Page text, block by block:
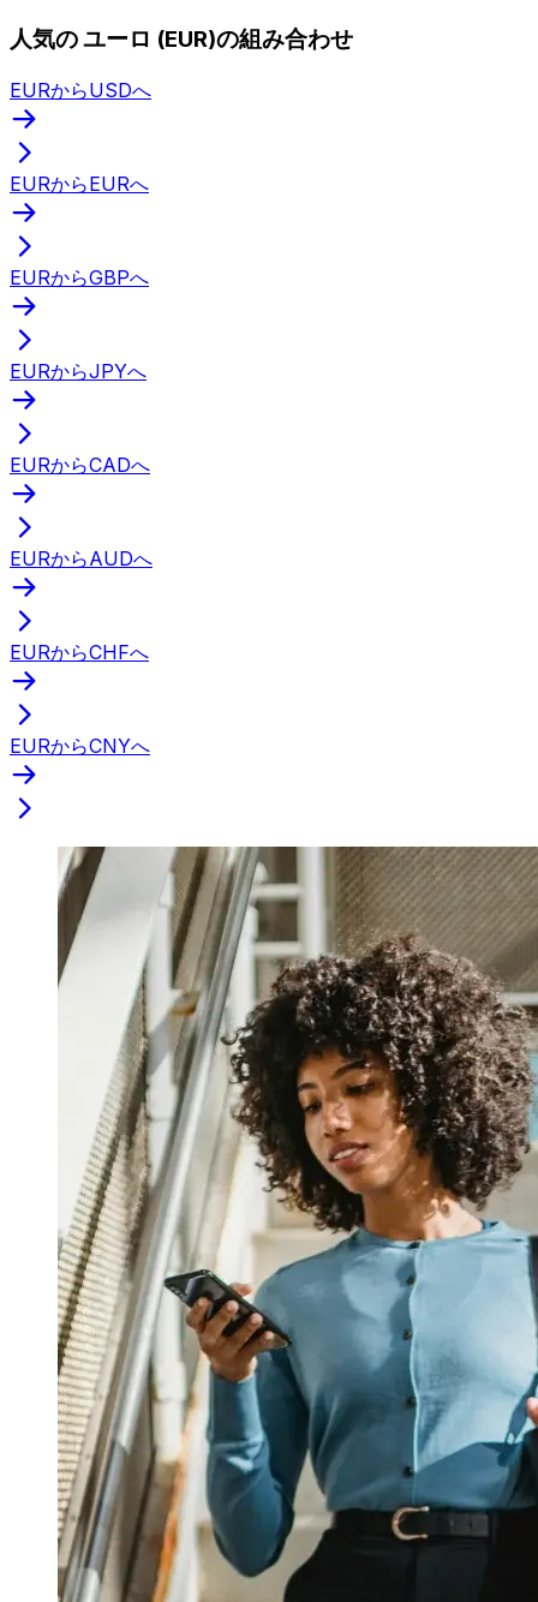
人気の ユーロ (EUR)の組み合わせ
EURからUSDへ
EURからEURへ
EURからGBPへ
EURからJPYへ
EURからCADへ
EURからAUDへ
EURからCHFへ
EURからCNYへ